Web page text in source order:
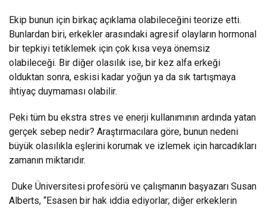
Ekip bunun için birkaç açıklama olabileceğini teorize etti.
Bunlardan biri, erkekler arasındaki agresif olayların hormonal
bir tepkiyi tetiklemek için çok kısa veya önemsiz
olabileceği. Bir diğer olasılık ise, bir kez alfa erkeği
olduktan sonra, eskisi kadar yoğun ya da sık tartışmaya
ihtiyaç duymaması olabilir.
Peki tüm bu ekstra stres ve enerji kullanımının ardında yatan
gerçek sebep nedir? Araştırmacılara göre, bunun nedeni
büyük olasılıkla eşlerini korumak ve izlemek için harcadıkları
zamanın miktarıdır.
Duke Üniversitesi profesörü ve çalışmanın başyazarı Susan
Alberts, “Esasen bir hak iddia ediyorlar; diğer erkeklerin